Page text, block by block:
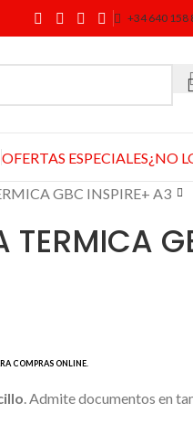
+34 640 158
OFERTAS ESPECIALES¿NO
GBC INSPIRE+ A3
TERMICA
. Admite documentos en